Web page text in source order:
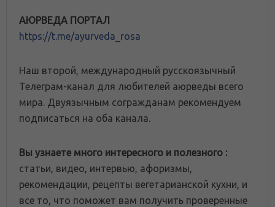
АЮРВЕДА ПОРТАЛ
https://t.me/ayurveda_rosa
Наш второй, международный русскоязычный
Телеграм-канал для любителей аюрведы всего
мира. Двуязычным согражданам рекомендуем
подписаться на оба канала.
Вы узнаете много интересного и полезного :
статьи, видео, интервью, афоризмы,
рекомендации, рецепты вегетарианской кухни, и
все то, что поможет вам получить проверенные